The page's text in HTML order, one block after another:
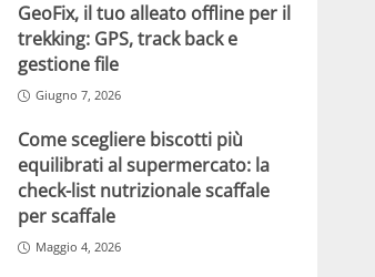
GeoFix, il tuo alleato offline per il
trekking: GPS, track back e
gestione file
Giugno 7, 2026
Come scegliere biscotti più
equilibrati al supermercato: la
check-list nutrizionale scaffale
per scaffale
Maggio 4, 2026